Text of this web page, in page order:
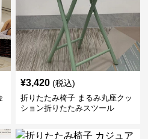
¥3,420 (税込)
折りたたみ椅子 まるみ丸座クッ
ション折りたたみスツール